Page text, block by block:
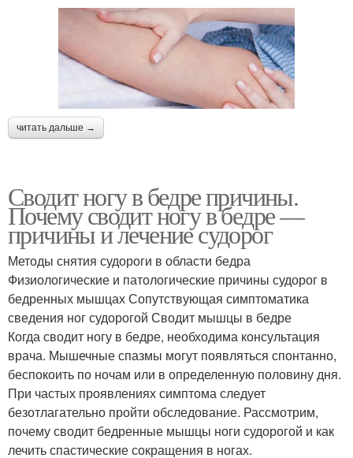
читать дальше →
Сводит ногу в бедре причины.
Почему сводит ногу в бедре —
причины и лечение судорог
Методы снятия судороги в области бедра
Физиологические и патологические причины судорог в
бедренных мышцах Сопутствующая симптоматика
сведения ног судорогой Сводит мышцы в бедре
Когда сводит ногу в бедре, необходима консультация
врача. Мышечные спазмы могут появляться спонтанно,
беспокоить по ночам или в определенную половину дня.
При частых проявлениях симптома следует
безотлагательно пройти обследование. Рассмотрим,
почему сводит бедренные мышцы ноги судорогой и как
лечить спастические сокращения в ногах.